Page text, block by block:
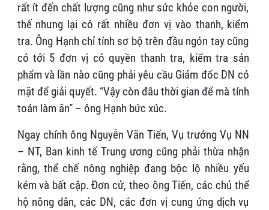
rất ít đến chất lượng cũng như sức khỏe con người,
thế nhưng lại có rất nhiều đơn vị vào thanh, kiểm
tra. Ông Hạnh chỉ tính sơ bộ trên đầu ngón tay cũng
có tới 5 đơn vị có quyền thanh tra, kiểm tra sản
phẩm và lần nào cũng phải yêu cầu Giám đốc DN có
mặt để giải quyết. “Vậy còn đâu thời gian để mà tính
toán làm ăn” – ông Hạnh bức xúc.
Ngay chính ông Nguyễn Văn Tiến, Vụ trưởng Vụ NN
– NT, Ban kinh tế Trung ương cũng phải thừa nhận
rằng, thể chế nông nghiệp đang bộc lộ nhiều yếu
kém và bất cập. Đơn cử, theo ông Tiến, các chủ thể
hộ nông dân, các DN, các đơn vị cung ứng dịch vụ